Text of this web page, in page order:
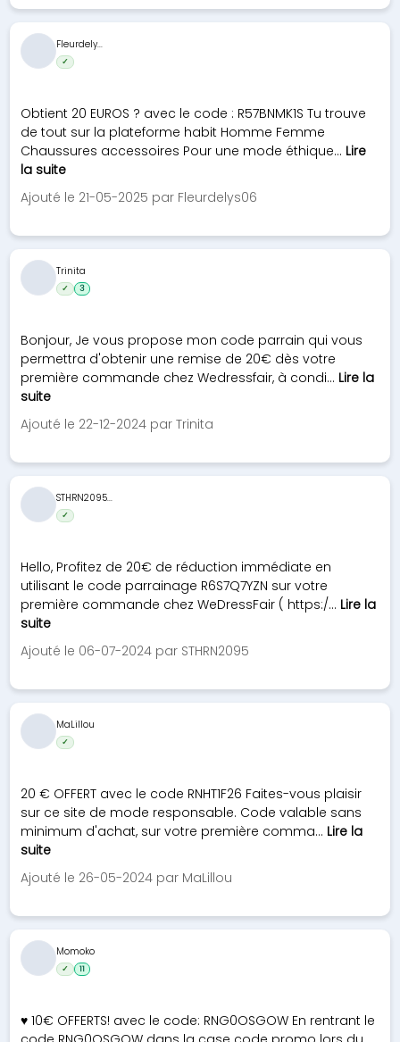
Obtient 20 EUROS ? avec le code : R57BNMK1S Tu trouve
de tout sur la plateforme habit Homme Femme
Chaussures accessoires Pour une mode éthique... Lire
la suite
Ajouté le 21-05-2025 par Fleurdelys06
Fleurdely...
✓
Bonjour, Je vous propose mon code parrain qui vous
permettra d'obtenir une remise de 20€ dès votre
première commande chez Wedressfair, à condi... Lire la
suite
Ajouté le 22-12-2024 par Trinita
Trinita
✓ 3
Hello, Profitez de 20€ de réduction immédiate en
utilisant le code parrainage R6S7Q7YZN sur votre
première commande chez WeDressFair ( https:/... Lire la
suite
Ajouté le 06-07-2024 par STHRN2095
STHRN2095...
✓
20 € OFFERT avec le code RNHT1F26 Faites-vous plaisir
sur ce site de mode responsable. Code valable sans
minimum d'achat, sur votre première comma... Lire la
suite
Ajouté le 26-05-2024 par MaLillou
MaLillou
✓
♥ 10€ OFFERTS! avec le code: RNG0OSGOW En rentrant le
Momoko
✓ 11